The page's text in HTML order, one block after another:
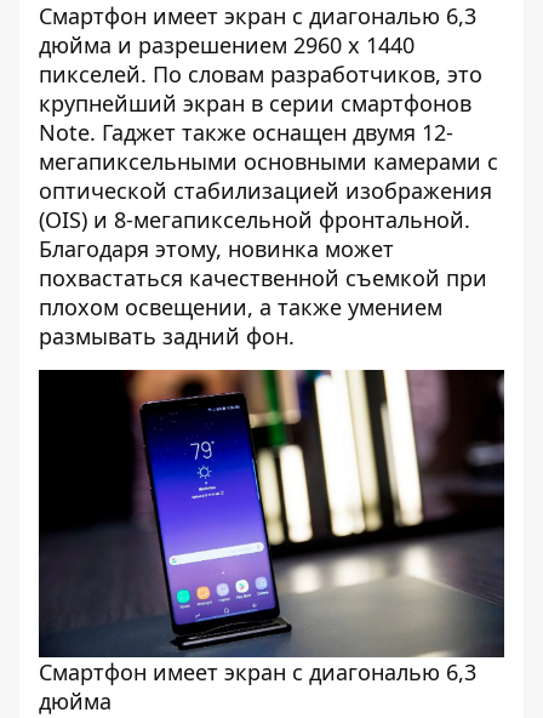
Смартфон имеет экран с диагональю 6,3
дюйма и разрешением 2960 x 1440
пикселей. По словам разработчиков, это
крупнейший экран в серии смартфонов
Note. Гаджет также оснащен двумя 12-
мегапиксельными основными камерами с
оптической стабилизацией изображения
(OIS) и 8-мегапиксельной фронтальной.
Благодаря этому, новинка может
похвастаться качественной съемкой при
плохом освещении, а также умением
размывать задний фон.
Смартфон имеет экран с диагональю 6,3
дюйма